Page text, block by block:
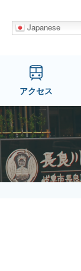
Japanese
アクセス